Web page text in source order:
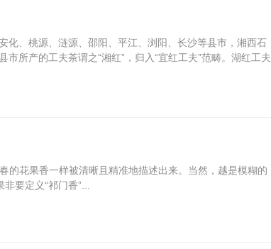
化、桃源、涟源、邵阳、平江、浏阳、长沙等县市，湘西石
市所产的工夫茶谓之“湘红”，归入“宜红工夫”范畴。湖红工夫
的花果香一样被清晰且精准地描述出来。当然，越是模糊的
要定义“祁门香”...